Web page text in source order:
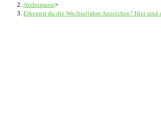
Andropause>
Erkennst du die Wechseljahre Anzeichen? Hier